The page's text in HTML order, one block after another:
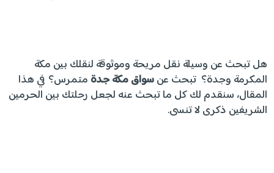
هل تبحث عن وسيلة نقل مريحة وموثوقة لنقلك بين مكة
المكرمة وجدة؟ تبحث عنسواق مكة جدة متمرس؟ في هذا
المقال، سنقدم لك كل ما تبحث عنه لجعل رحلتك بين الحرمين
الشريفين ذكرى لا تنسى.